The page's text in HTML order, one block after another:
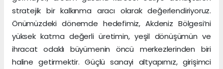
stratejik bir kalkınma aracı olarak değerlendiriyoruz.
Önümüzdeki dönemde hedefimiz, Akdeniz Bölgesi’ni
yüksek katma değerli üretimin, yeşil dönüşümün ve
ihracat odaklı büyümenin öncü merkezlerinden biri
haline getirmektir. Güçlü sanayi altyapımız, girişimci